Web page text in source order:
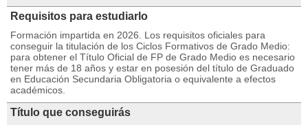
Requisitos para estudiarlo
Formación impartida en 2026. Los requisitos oficiales para
conseguir la titulación de los Ciclos Formativos de Grado Medio:
para obtener el Título Oficial de FP de Grado Medio es necesario
tener más de 18 años y estar en posesión del título de Graduado
en Educación Secundaria Obligatoria o equivalente a efectos
académicos.
Título que conseguirás